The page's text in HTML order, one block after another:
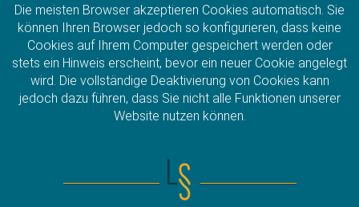
Die meisten Browser akzeptieren Cookies automatisch. Sie
können Ihren Browser jedoch so konfigurieren, dass keine
Cookies auf Ihrem Computer gespeichert werden oder
stets ein Hinweis erscheint, bevor ein neuer Cookie angelegt
wird. Die vollständige Deaktivierung von Cookies kann
jedoch dazu führen, dass Sie nicht alle Funktionen unserer
Website nutzen können.